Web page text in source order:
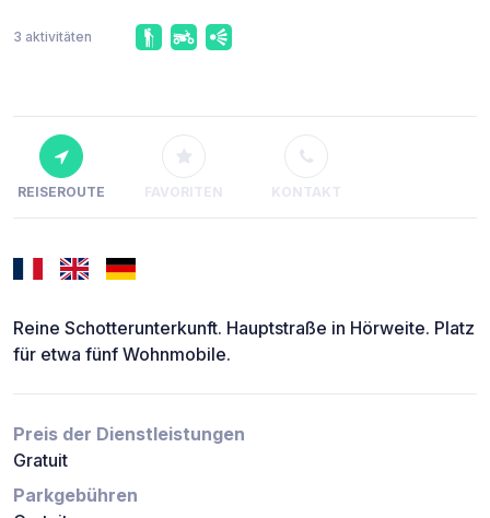
3 aktivitäten
REISEROUTE FAVORITEN KONTAKT
Reine Schotterunterkunft. Hauptstraße in Hörweite. Platz
für etwa fünf Wohnmobile.
Preis der Dienstleistungen
Gratuit
Parkgebühren